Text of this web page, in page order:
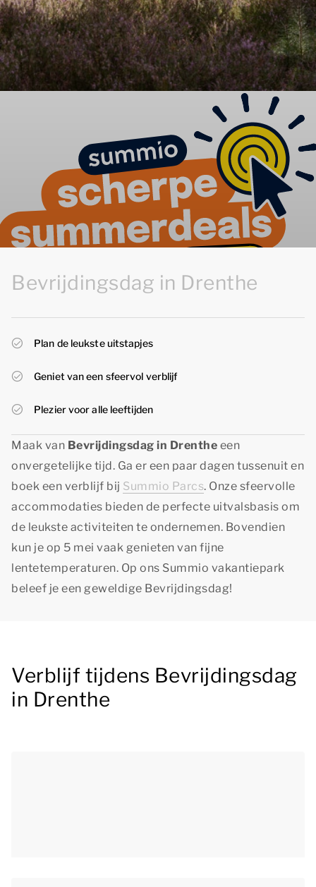
Bevrijdingsdag in Drenthe
Plan de leukste uitstapjes
Geniet van een sfeervol verblijf
Plezier voor alle leeftijden
Maak van Bevrijdingsdag in Drenthe een
onvergetelijke tijd. Ga er een paar dagen tussenuit en
boek een verblijf bij Summio Parcs. Onze sfeervolle
accommodaties bieden de perfecte uitvalsbasis om
de leukste activiteiten te ondernemen. Bovendien
kun je op 5 mei vaak genieten van fijne
lentetemperaturen. Op ons Summio vakantiepark
beleef je een geweldige Bevrijdingsdag!
Verblijf tijdens Bevrijdingsdag
in Drenthe